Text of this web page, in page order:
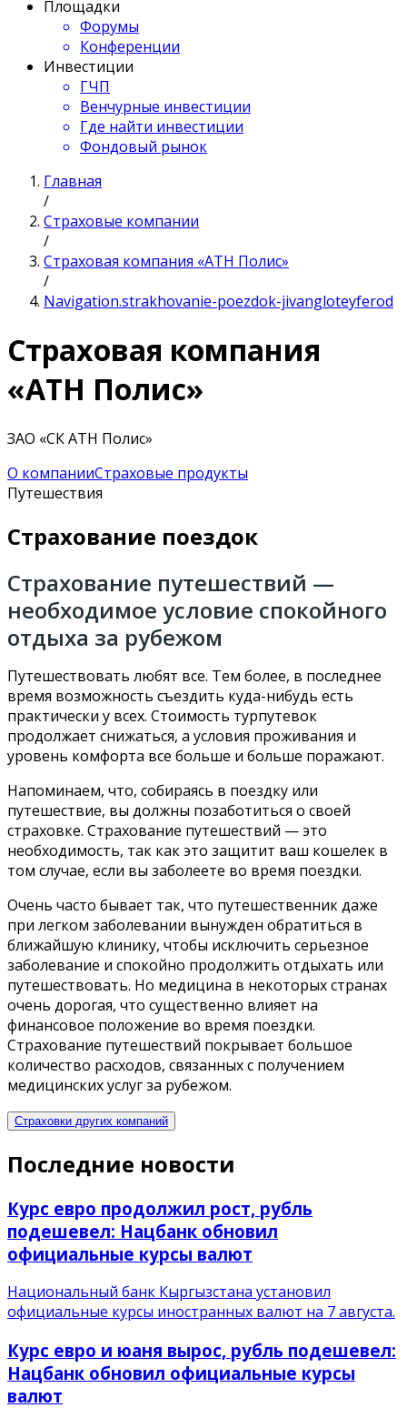
Площадки
Форумы
Конференции
Инвестиции
ГЧП
Венчурные инвестиции
Где найти инвестиции
Фондовый рынок
Главная
/
Страховые компании
/
Страховая компания «АТН Полис»
/
Navigation.strakhovanie-poezdok-jivangloteyferod
Страховая компания
«АТН Полис»
ЗАО «СК АТН Полис»
О компанииСтраховые продукты
Путешествия
Страхование поездок
Страхование путешествий —
необходимое условие спокойного
отдыха за рубежом
Путешествовать любят все. Тем более, в последнее
время возможность съездить куда-нибудь есть
практически у всех. Стоимость турпутевок
продолжает снижаться, а условия проживания и
уровень комфорта все больше и больше поражают.
Напоминаем, что, собираясь в поездку или
путешествие, вы должны позаботиться о своей
страховке. Страхование путешествий — это
необходимость, так как это защитит ваш кошелек в
том случае, если вы заболеете во время поездки.
Очень часто бывает так, что путешественник даже
при легком заболевании вынужден обратиться в
ближайшую клинику, чтобы исключить серьезное
заболевание и спокойно продолжить отдыхать или
путешествовать. Но медицина в некоторых странах
очень дорогая, что существенно влияет на
финансовое положение во время поездки.
Страхование путешествий покрывает большое
количество расходов, связанных с получением
медицинских услуг за рубежом.
Страховки других компаний
Последние новости
Курс евро продолжил рост, рубль
подешевел: Нацбанк обновил
официальные курсы валют
Национальный банк Кыргызстана установил
официальные курсы иностранных валют на 7 августа.
Курс евро и юаня вырос, рубль подешевел:
Нацбанк обновил официальные курсы
валют